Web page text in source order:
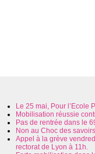
Le 25 mai, Pour l’Ecole
Mobilisation réussie
Pas de rentrée dans le
Non au Choc des
Appel à la grève
rectorat de Lyon à 11h.